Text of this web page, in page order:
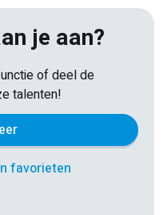
je aan?
of deel de
talenten!
favorieten